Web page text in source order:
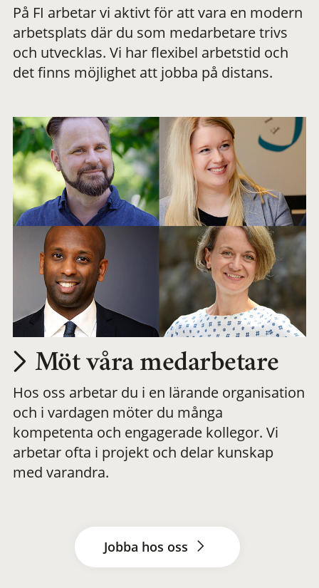
meningsfull och
flexibel
På FI arbetar vi aktivt för att vara en modern
arbetsplats där du som medarbetare trivs
och utvecklas. Vi har flexibel arbetstid och
det finns möjlighet att jobba på distans.
Möt våra medarbetare
Hos oss arbetar du i en lärande organisation
och i vardagen möter du många
kompetenta och engagerade kollegor. Vi
arbetar ofta i projekt och delar kunskap
med varandra.
Jobba hos oss